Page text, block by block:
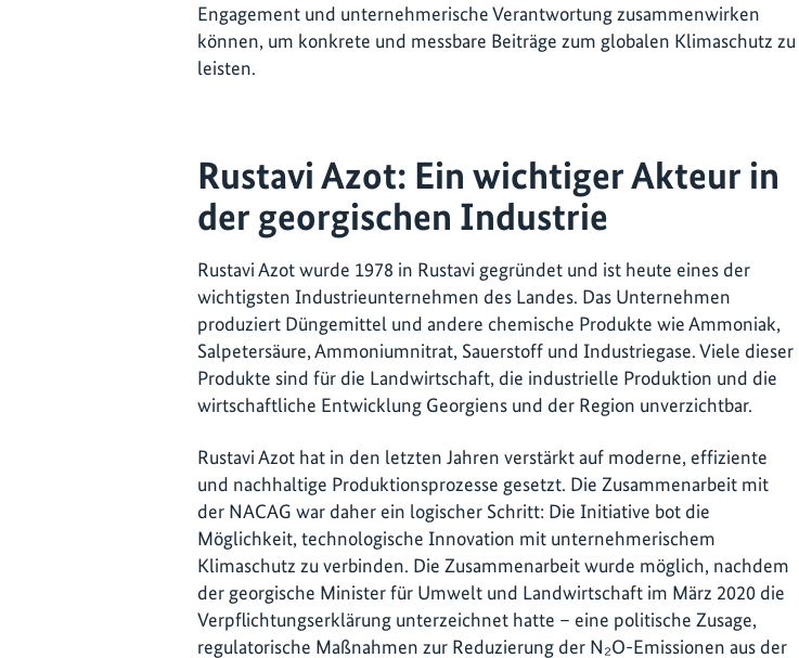
Engagement und unternehmerische Verantwortung zusammenwirken
können, um konkrete und messbare Beiträge zum globalen Klimaschutz zu
leisten.
Rustavi Azot: Ein wichtiger Akteur in
der georgischen Industrie
Rustavi Azot wurde 1978 in Rustavi gegründet und ist heute eines der
wichtigsten Industrieunternehmen des Landes. Das Unternehmen
produziert Düngemittel und andere chemische Produkte wie Ammoniak,
Salpetersäure, Ammoniumnitrat, Sauerstoff und Industriegase. Viele dieser
Produkte sind für die Landwirtschaft, die industrielle Produktion und die
wirtschaftliche Entwicklung Georgiens und der Region unverzichtbar.
Rustavi Azot hat in den letzten Jahren verstärkt auf moderne, effiziente
und nachhaltige Produktionsprozesse gesetzt. Die Zusammenarbeit mit
der NACAG war daher ein logischer Schritt: Die Initiative bot die
Möglichkeit, technologische Innovation mit unternehmerischem
Klimaschutz zu verbinden. Die Zusammenarbeit wurde möglich, nachdem
der georgische Minister für Umwelt und Landwirtschaft im März 2020 die
Verpflichtungserklärung unterzeichnet hatte – eine politische Zusage,
regulatorische Maßnahmen zur Reduzierung der N₂O-Emissionen aus der